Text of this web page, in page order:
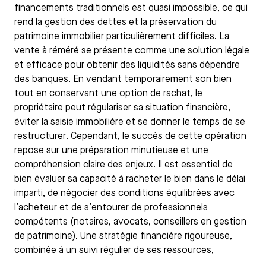
financements traditionnels est quasi impossible, ce qui
rend la gestion des dettes et la préservation du
patrimoine immobilier particulièrement difficiles. La
vente à réméré se présente comme une solution légale
et efficace pour obtenir des liquidités sans dépendre
des banques. En vendant temporairement son bien
tout en conservant une option de rachat, le
propriétaire peut régulariser sa situation financière,
éviter la saisie immobilière et se donner le temps de se
restructurer. Cependant, le succès de cette opération
repose sur une préparation minutieuse et une
compréhension claire des enjeux. Il est essentiel de
bien évaluer sa capacité à racheter le bien dans le délai
imparti, de négocier des conditions équilibrées avec
l’acheteur et de s’entourer de professionnels
compétents (notaires, avocats, conseillers en gestion
de patrimoine). Une stratégie financière rigoureuse,
combinée à un suivi régulier de ses ressources,